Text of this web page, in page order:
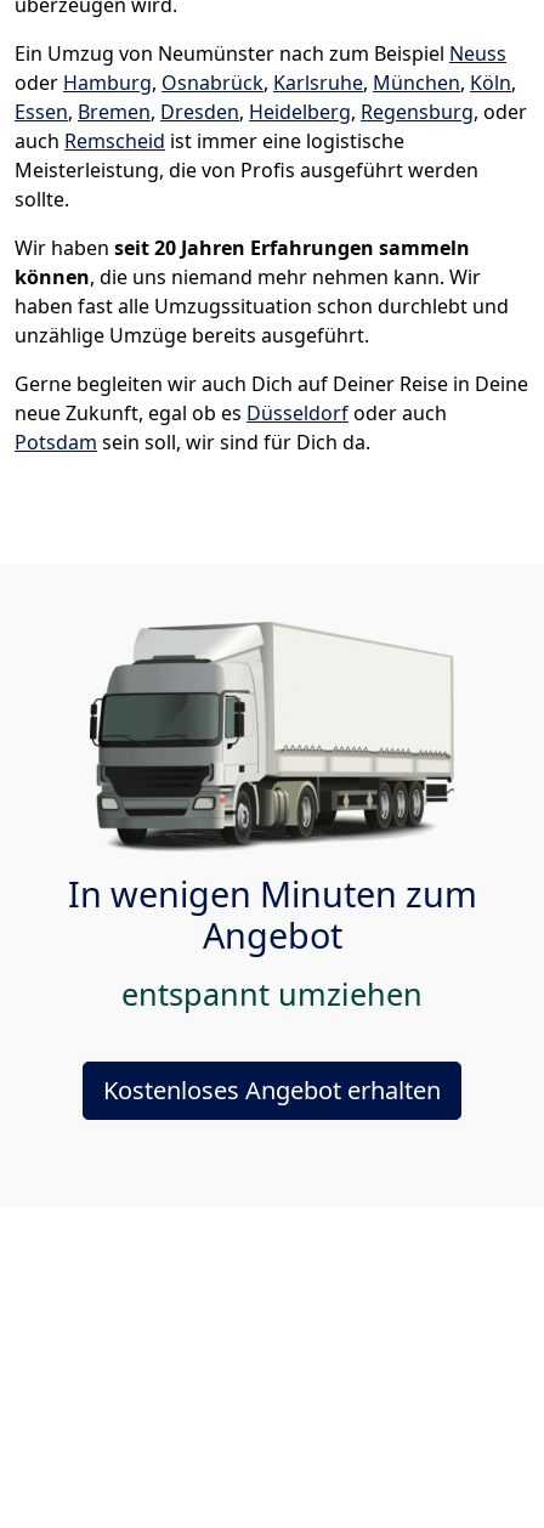
Ein Umzug von Neumünster nach zum Beispiel Neuss
oder Hamburg, Osnabrück, Karlsruhe, München, Köln,
Essen, Bremen, Dresden, Heidelberg, Regensburg, oder
auch Remscheid ist immer eine logistische
Meisterleistung, die von Profis ausgeführt werden
sollte.
Wir haben seit20 Jahren Erfahrungen sammeln
können, die uns niemand mehr nehmen kann. Wir
haben fast alle Umzugssituation schon durchlebt und
unzählige Umzüge bereits ausgeführt.
Gerne begleiten wir auch Dich auf Deiner Reise in Deine
neue Zukunft, egal ob es Düsseldorfoder auch
Potsdam sein soll, wir sind für Dich da.
In wenigen Minuten zum
Angebot
entspannt umziehen
Kostenloses Angebot erhalten